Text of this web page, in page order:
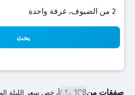
2 من الضيوف، غرفة واحدة
بحث
صفقات من498 ﷼ /أرخص سعر الليلة